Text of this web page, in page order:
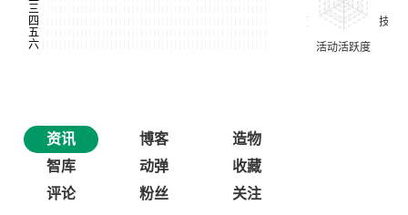
资讯 博客
造物
智库
动弹
收藏
评论
粉丝 关注